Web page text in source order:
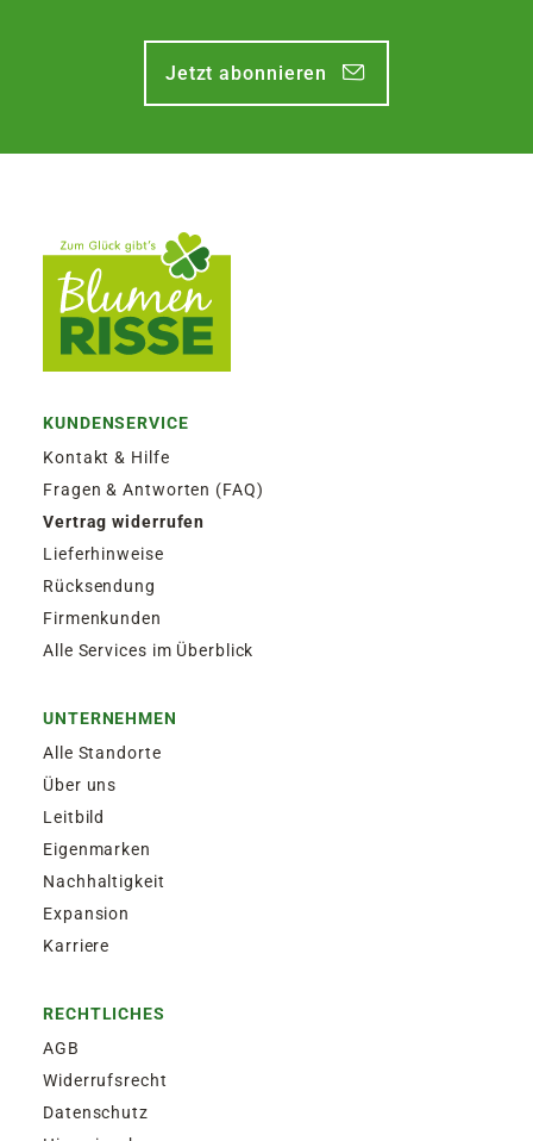
Jetzt abonnieren
KUNDENSERVICE
Kontakt & Hilfe
Fragen & Antworten (FAQ)
Vertrag widerrufen
Lieferhinweise
Rücksendung
Firmenkunden
Alle Services im Überblick
UNTERNEHMEN
Alle Standorte
Über uns
Leitbild
Eigenmarken
Nachhaltigkeit
Expansion
Karriere
RECHTLICHES
AGB
Widerrufsrecht
Datenschutz